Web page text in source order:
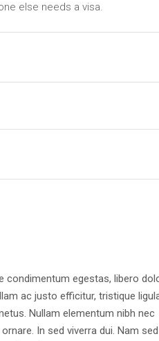
else needs a visa.
condimentum egestas, libero
ac justo efficitur, tristique
Nullam elementum nibh nec
In sed viverra dui. Nam sed